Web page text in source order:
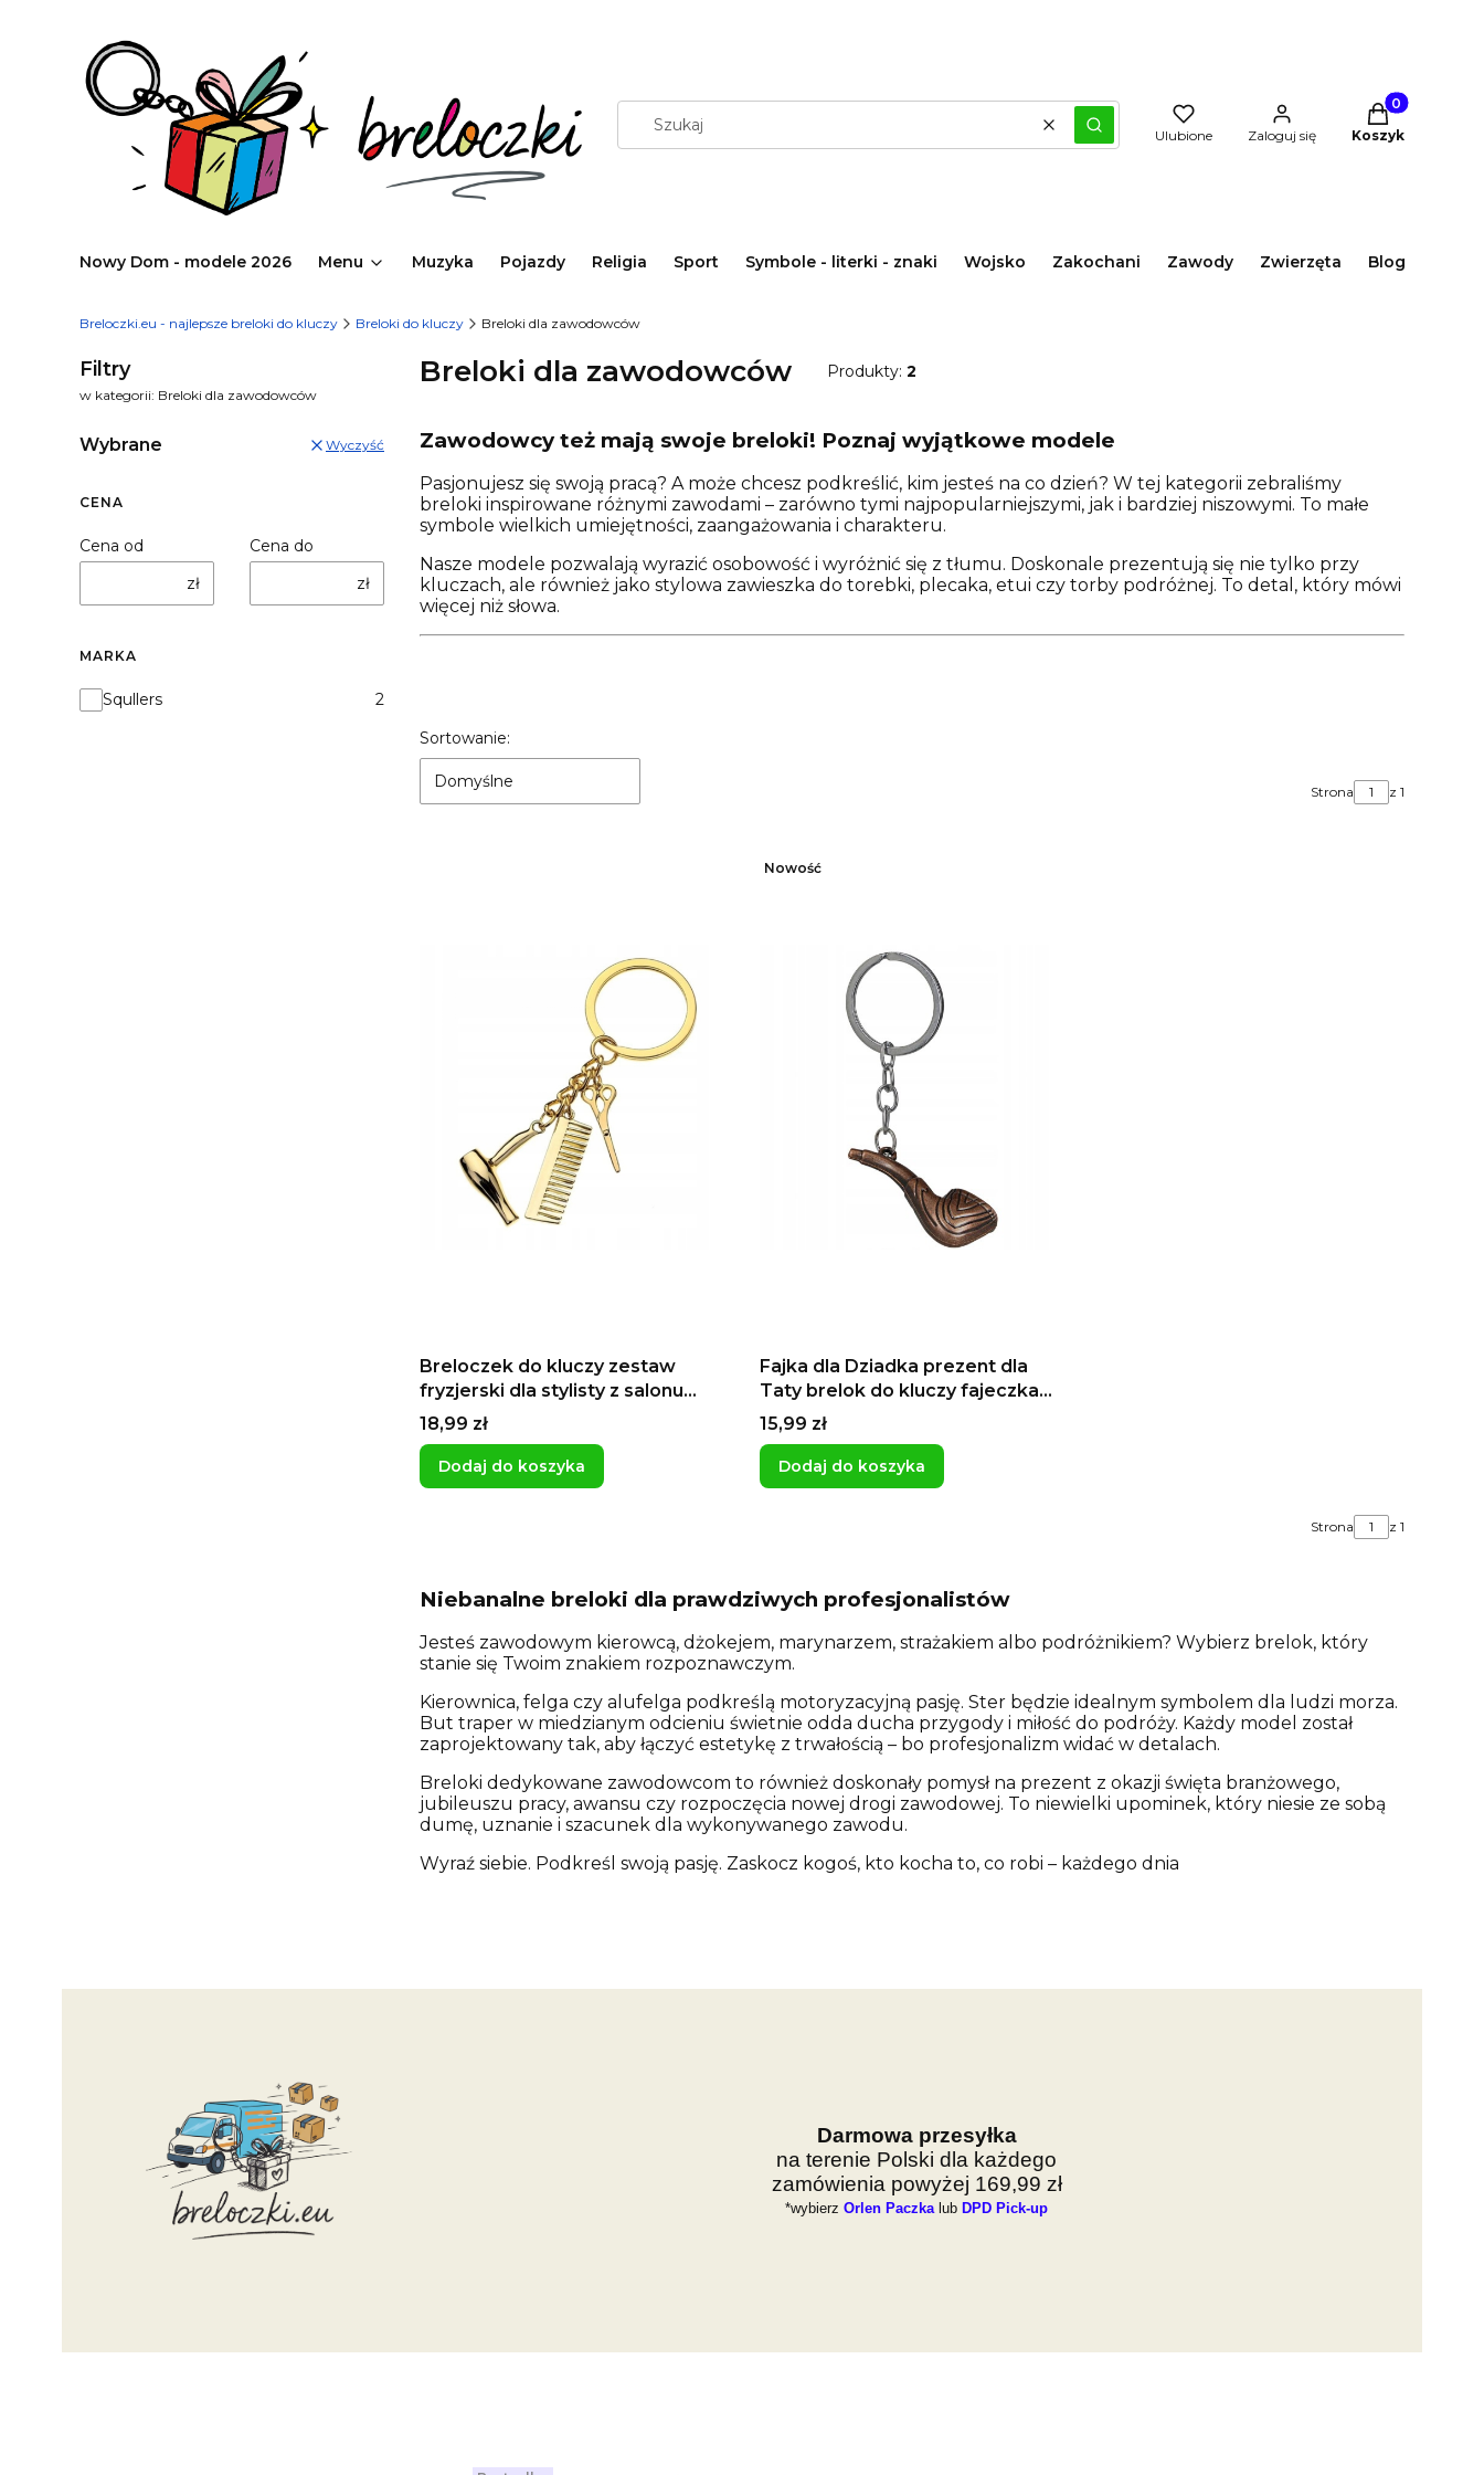
WyczyśćSzukaj Ulubione Zaloguj się
Produkty w
Koszyk
Nowy Dom - modele 2026 Menu Muzyka Pojazdy Religia Sport Symbole - literki - znaki Wojsko Zakochani Zawody Zwierzęta Blog
Breloczki.eu - najlepsze breloki do kluczy Breloki do kluczy Breloki dla zawodowców
Filtry
w kategorii: Breloki dla zawodowców
Wybrane Wyczyść
CENA
Cena od
zł
Cena do
zł
MARKA
Marka
Squllers 2
Breloki dla zawodowców Produkty: 2
Zawodowcy też mają swoje breloki! Poznaj wyjątkowe modele
Pasjonujesz się swoją pracą? A może chcesz podkreślić, kim jesteś na co dzień? W tej kategorii zebraliśmy
breloki inspirowane różnymi zawodami – zarówno tymi najpopularniejszymi, jak i bardziej niszowymi. To małe
symbole wielkich umiejętności, zaangażowania i charakteru.
Nasze modele pozwalają wyrazić osobowość i wyróżnić się z tłumu. Doskonale prezentują się nie tylko przy
kluczach, ale również jako stylowa zawieszka do torebki, plecaka, etui czy torby podróżnej. To detal, który mówi
więcej niż słowa.
Lista produktów
Sortowanie:
Domyślne
Strona z 1
Breloczek do kluczy zestaw
fryzjerski dla stylisty z salonu
fryzjerskiego atelier prezent dla
mamy dla przyjaciółki
Cena
18,99 zł
Dodaj do koszyka
Nowość
Fajka dla Dziadka prezent dla
Taty brelok do kluczy fajeczka
Dzień Dziadka
Cena
15,99 zł
Dodaj do koszyka
Strona z 1
Niebanalne breloki dla prawdziwych profesjonalistów
Jesteś zawodowym kierowcą, dżokejem, marynarzem, strażakiem albo podróżnikiem? Wybierz brelok, który
stanie się Twoim znakiem rozpoznawczym.
Kierownica, felga czy alufelga podkreślą motoryzacyjną pasję. Ster będzie idealnym symbolem dla ludzi morza.
But traper w miedzianym odcieniu świetnie odda ducha przygody i miłość do podróży. Każdy model został
zaprojektowany tak, aby łączyć estetykę z trwałością – bo profesjonalizm widać w detalach.
Breloki dedykowane zawodowcom to również doskonały pomysł na prezent z okazji święta branżowego,
jubileuszu pracy, awansu czy rozpoczęcia nowej drogi zawodowej. To niewielki upominek, który niesie ze sobą
dumę, uznanie i szacunek dla wykonywanego zawodu.
Wyraź siebie. Podkreśl swoją pasję. Zaskocz kogoś, kto kocha to, co robi – każdego dnia
Darmowa przesyłka
na terenie Polski dla każdego
zamówienia powyżej 169,99 zł
*wybierz Orlen Paczkalub DPD Pick-up